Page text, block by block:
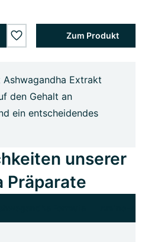
wishlist.add
Zum Produkt
Extrakt
den Gehalt an
ein entscheidendes
unserer
Präparate